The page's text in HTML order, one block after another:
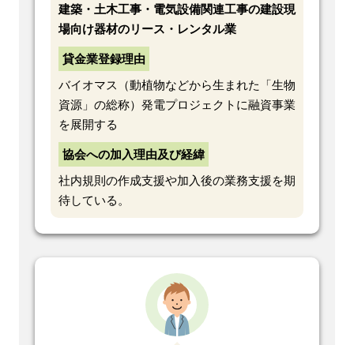
建築・土木工事・電気設備関連工事の建設現
場向け器材のリース・レンタル業
貸金業登録理由
バイオマス（動植物などから生まれた「生物
資源」の総称）発電プロジェクトに融資事業
を展開する
協会への加入理由及び経緯
社内規則の作成支援や加入後の業務支援を期
待している。